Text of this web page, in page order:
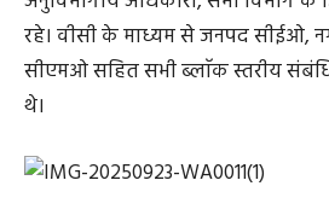
रहे। वीसी के माध्यम से जनपद सीईओ,
सीएमओ सहित सभी ब्लाॅक स्तरीय
थे।